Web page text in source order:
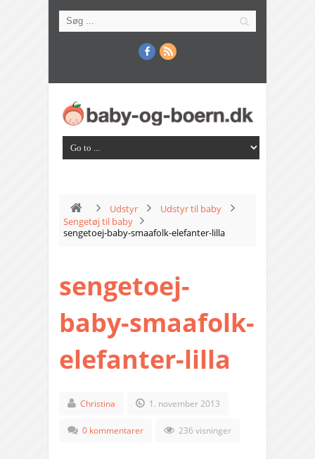
Udstyr
Udstyr til baby
Sengetøj til baby
sengetoej-baby-smaafolk-elefanter-lilla
sengetoej-
baby-smaafolk-
elefanter-lilla
Christina 1. november 2013
0 kommentarer 236 visninger